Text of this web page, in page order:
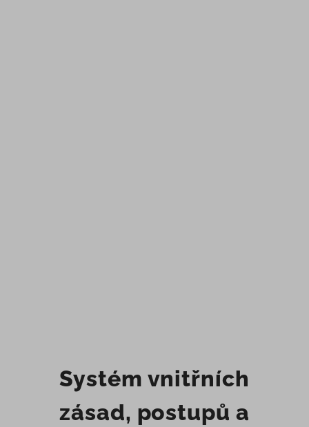
Systém vnitřních
zásad, postupů a